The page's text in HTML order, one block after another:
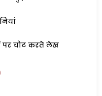
चोट करते लेख